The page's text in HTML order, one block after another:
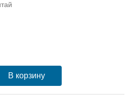
В корзину